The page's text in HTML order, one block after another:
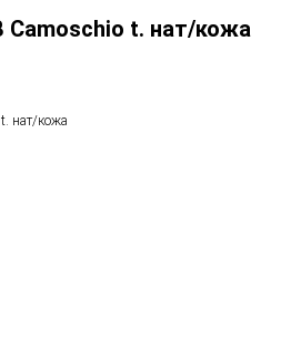
Camoschio t. нат/кожа
нат/кожа